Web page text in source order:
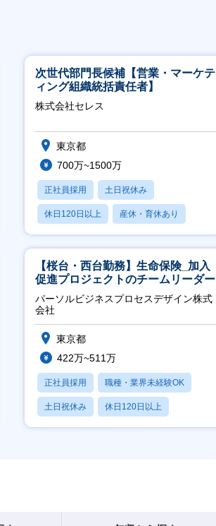
次世代部門長候補【営業・マーケテ
ィング組織統括責任者】
株式会社セレス
東京都
700万~1500万
正社員採用 土日祝休み
休日120日以上 産休・育休あり
賞与あり
【桜台・西台勤務】生命保険_加入
促進プロジェクトのチームリーダー
パーソルビジネスプロセスデザイン株式
会社
東京都
422万~511万
正社員採用 職種・業界未経験OK
土日祝休み 休日120日以上
産休・育休あり